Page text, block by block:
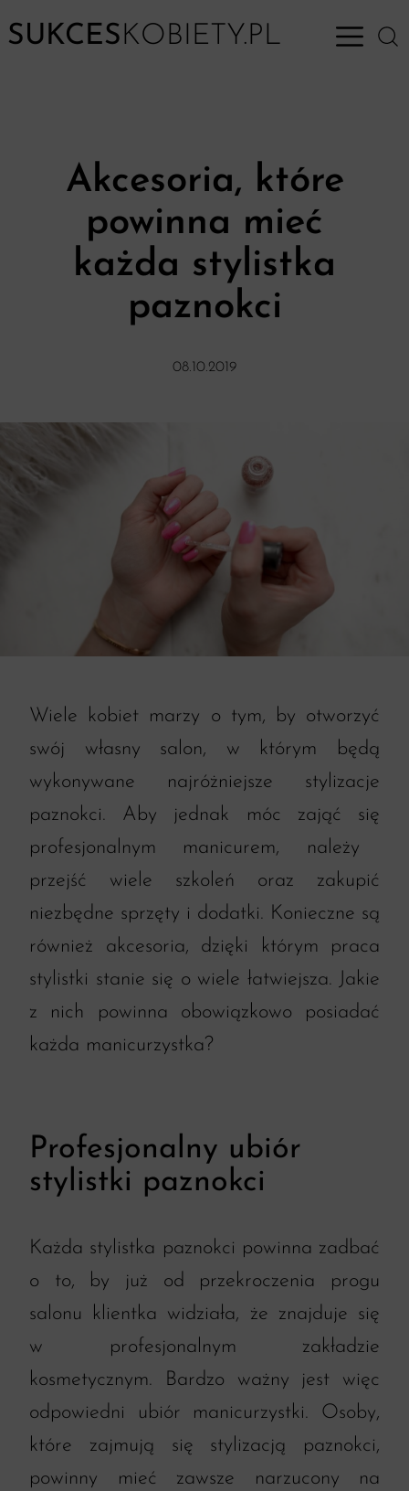
SUKCESKOBIETY.PL
Akcesoria, które
powinna mieć
każda stylistka
paznokci
08.10.2019
Wiele kobiet marzy o tym, by otworzyć
swój własny salon, w którym będą
wykonywane najróżniejsze stylizacje
paznokci. Aby jednak móc zająć się
profesjonalnym manicurem, należy
przejść wiele szkoleń oraz zakupić
niezbędne sprzęty i dodatki. Konieczne są
również akcesoria, dzięki którym praca
stylistki stanie się o wiele łatwiejsza. Jakie
z nich powinna obowiązkowo posiadać
każda manicurzystka?
Profesjonalny ubiór
stylistki paznokci
Każda stylistka paznokci powinna zadbać
o to, by już od przekroczenia progu
salonu klientka widziała, że znajduje się
w profesjonalnym zakładzie
kosmetycznym. Bardzo ważny jest więc
odpowiedni ubiór manicurzystki. Osoby,
które zajmują się stylizacją paznokci,
powinny mieć zawsze narzucony na